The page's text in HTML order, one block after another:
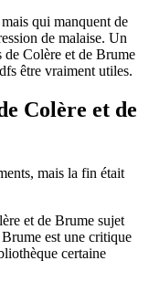
qui manquent de
de malaise. Un
Colère et de Brume
être vraiment utiles.
Colère et de
mais la fin était
et de Brume sujet
est une critique
certaine